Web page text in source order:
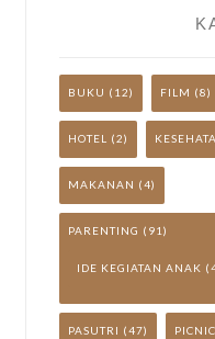
BUKU (12) FILM (8)
HOTEL (2)
MAKANAN (4)
PARENTING (91)
IDE KEGIATAN ANAK
PASUTRI (47) PICNIC